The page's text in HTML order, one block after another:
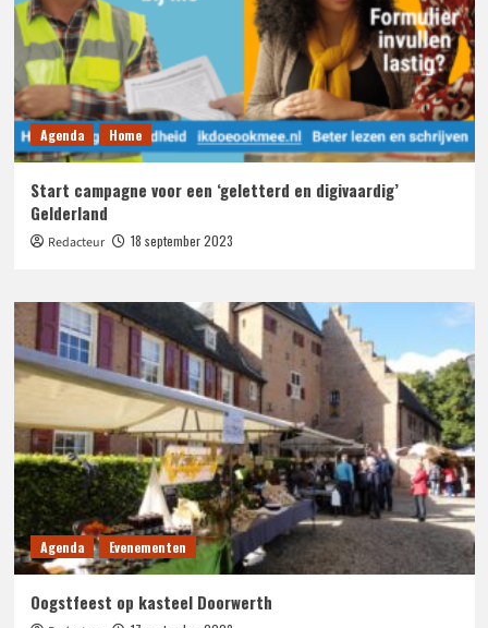
Agenda Home
Start campagne voor een ‘geletterd en digivaardig’
Gelderland
Redacteur 18 september 2023
Agenda Evenementen
Oogstfeest op kasteel Doorwerth